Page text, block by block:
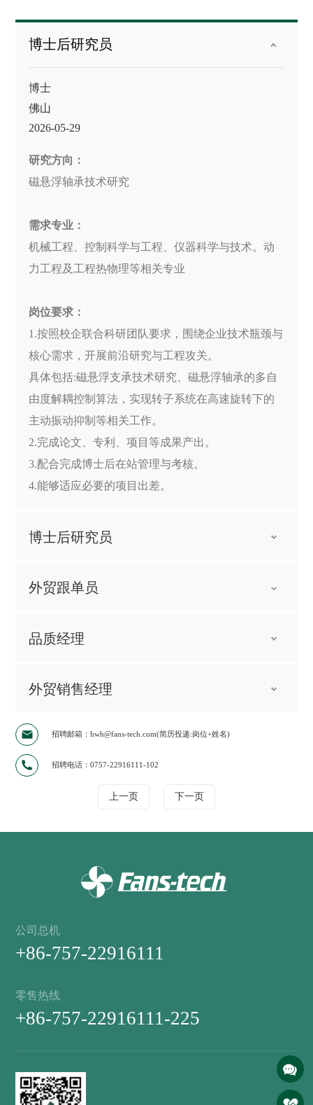
博士后研究员
博士
佛山
2026-05-29
研究方向：
磁悬浮轴承技术研究
需求专业：
机械工程、控制科学与工程、仪器科学与技术。动
力工程及工程热物理等相关专业
岗位要求：
1.按照校企联合科研团队要求，围绕企业技术瓶颈与
核心需求，开展前沿研究与工程攻关。
具体包括:磁悬浮支承技术研究、磁悬浮轴承的多自
由度解耦控制算法，实现转子系统在高速旋转下的
主动振动抑制等相关工作。
2.完成论文、专利、项目等成果产出。
3.配合完成博士后在站管理与考核。
4.能够适应必要的项目出差。
博士后研究员
外贸跟单员
品质经理
外贸销售经理
招聘邮箱：hwh@fans-tech.com(简历投递:岗位+姓名)
招聘电话：0757-22916111-102
上一页 下一页
公司总机
+86-757-22916111
零售热线
+86-757-22916111-225